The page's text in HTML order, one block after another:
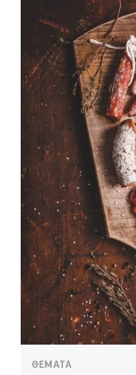
ΘΕΜΑΤΑ